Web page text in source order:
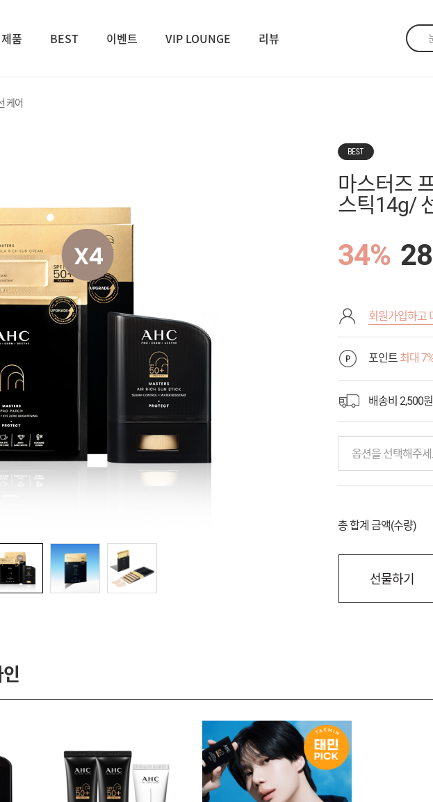
제품 BEST 이벤트 VIP LOUNGE 리뷰
케어
BEST
마스터즈
스틱14g/
34%
회원가입하고
포인트 최대
배송비 2,500
옵션을 선택해주
총 합계 금액(수량)
선물하기